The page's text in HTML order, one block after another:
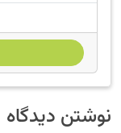
نوشتن دیدگاه